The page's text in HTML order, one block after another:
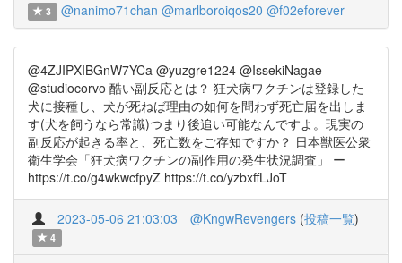
3 @nanimo71chan @marlboroiqos20 @f02eforever
@4ZJIPXIBGnW7YCa @yuzgre1224 @IssekiNagae
@studiocorvo 酷い副反応とは？ 狂犬病ワクチンは登録した
犬に接種し、犬が死ねば理由の如何を問わず死亡届を出しま
す(犬を飼うなら常識)つまり後追い可能なんですよ。現実の
副反応が起きる率と、死亡数をご存知ですか？ 日本獣医公衆
衛生学会「狂犬病ワクチンの副作用の発生状況調査」 ー
https://t.co/g4wkwcfpyZ https://t.co/yzbxffLJoT
2023-05-06 21:03:03 @KngwRevengers (投稿一覧)
4